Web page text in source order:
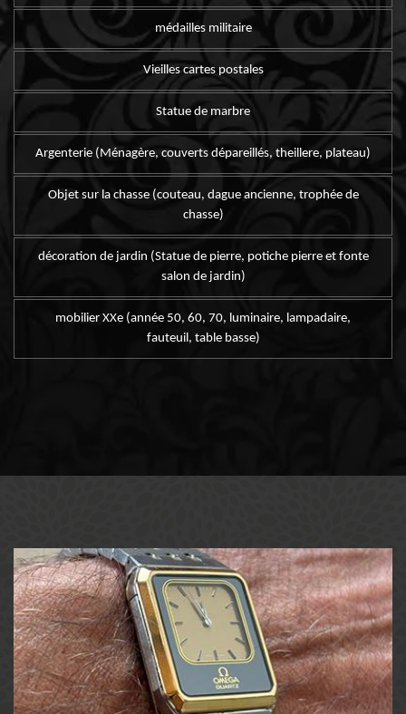
médailles militaire
Vieilles cartes postales
Statue de marbre
Argenterie (Ménagère, couverts dépareillés, theillere, plateau)
Objet sur la chasse (couteau, dague ancienne, trophée de
chasse)
décoration de jardin (Statue de pierre, potiche pierre et fonte
salon de jardin)
mobilier XXe (année 50, 60, 70, luminaire, lampadaire,
fauteuil, table basse)